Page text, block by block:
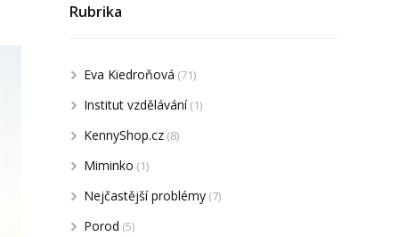
Rubrika
Eva Kiedroňová (71)
Institut vzdělávání(1)
KennyShop.cz (8)
Miminko (1)
Nejčastější problémy (7)
Porod (5)